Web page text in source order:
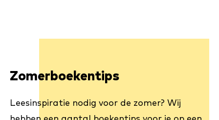
Zomerboekentips
Leesinspiratie nodig voor de zomer? Wij